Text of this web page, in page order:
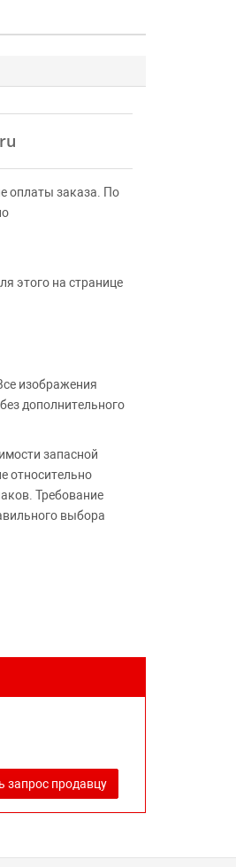
оплаты заказа. По
этого на странице
изображения
дополнительного
запасной
относительно
Требование
выбора
запрос продавцу